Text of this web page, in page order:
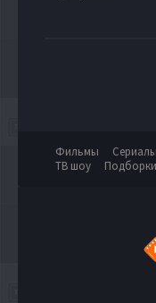
Фильмы Сериалы
ТВ шоу
Подборки